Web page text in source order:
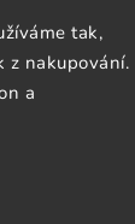
tak,
z nakupování.
a